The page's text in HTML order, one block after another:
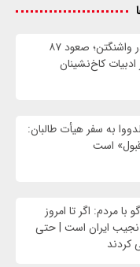
سقوط اخلاق سیاسی در واشنگتن؛ صعود ۸۷
کاخ‌نشینان
به سفر هیأت طالبان:
است
مردم: اگر تا امروز
نجیب ایران است | حتی
کردند